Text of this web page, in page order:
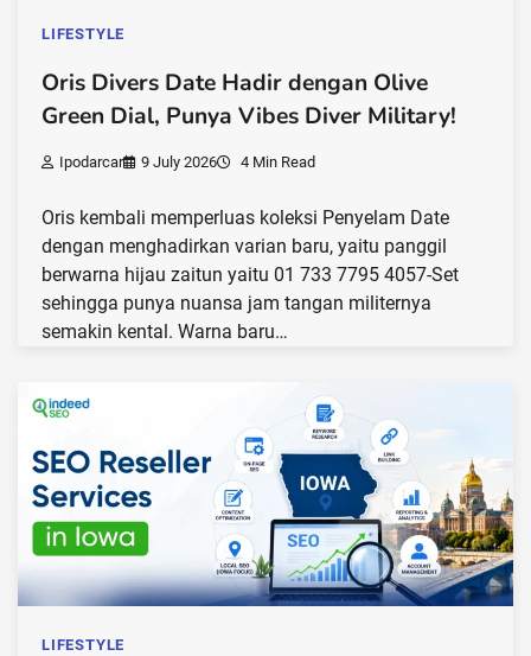
LIFESTYLE
Oris Divers Date Hadir dengan Olive
Green Dial, Punya Vibes Diver Military!
Ipodarcar 9 July 2026 4 Min Read
Oris kembali memperluas koleksi Penyelam Date
dengan menghadirkan varian baru, yaitu panggil
berwarna hijau zaitun yaitu 01 733 7795 4057-Set
sehingga punya nuansa jam tangan militernya
semakin kental. Warna baru…
LIFESTYLE